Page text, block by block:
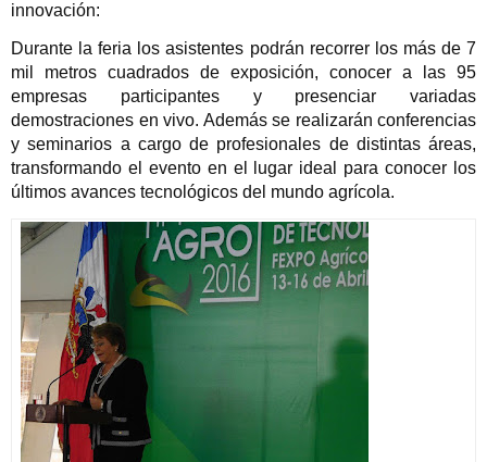
innovación:
Durante la feria los asistentes podrán recorrer los más de 7
mil metros cuadrados de exposición, conocer a las 95
empresas participantes y presenciar variadas
demostraciones en vivo. Además se realizarán conferencias
y seminarios a cargo de profesionales de distintas áreas,
transformando el evento en el lugar ideal para conocer los
últimos avances tecnológicos del mundo agrícola.